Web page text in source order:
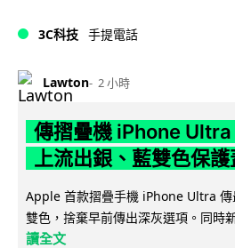
3C科技 手提電話
Lawton 2 小時
傳摺疊機 iPhone Ultra
上流出銀、藍雙色保
Apple 首款摺疊手機 iPhone Ultra 傳
雙色，捨棄早前傳出深灰選項。同時
讀全文